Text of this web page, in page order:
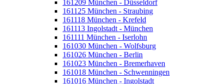
161209 München - Düsseldorf
161125 München - Straubing
161118 München - Krefeld
161113 Ingolstadt - München
161111 München - Iserlohn
161030 München - Wolfsburg
161026 München - Berlin
161023 München - Bremerhaven
161018 München - Schwenningen
161016 München - Ingolstadt